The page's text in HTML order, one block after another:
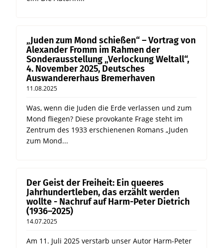
„Juden zum Mond schießen“ – Vortrag von
Alexander Fromm im Rahmen der
Sonderausstellung „Verlockung Weltall“,
4. November 2025, Deutsches
Auswandererhaus Bremerhaven
11.08.2025
Was, wenn die Juden die Erde verlassen und zum
Mond fliegen? Diese provokante Frage steht im
Zentrum des 1933 erschienenen Romans „Juden
zum Mond...
Der Geist der Freiheit: Ein queeres
Jahrhundertleben, das erzählt werden
wollte - Nachruf auf Harm-Peter Dietrich
(1936–2025)
14.07.2025
Am 11. Juli 2025 verstarb unser Autor Harm-Peter